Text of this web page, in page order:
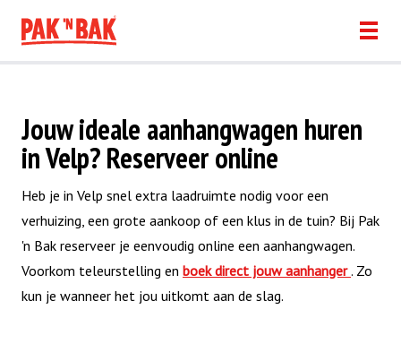
Jouw ideale aanhangwagen huren
in Velp? Reserveer online
Heb je in Velp snel extra laadruimte nodig voor een
verhuizing, een grote aankoop of een klus in de tuin? Bij Pak
'n Bak reserveer je eenvoudig online een aanhangwagen.
Voorkom teleurstelling en boek direct jouw aanhanger. Zo
kun je wanneer het jou uitkomt aan de slag.